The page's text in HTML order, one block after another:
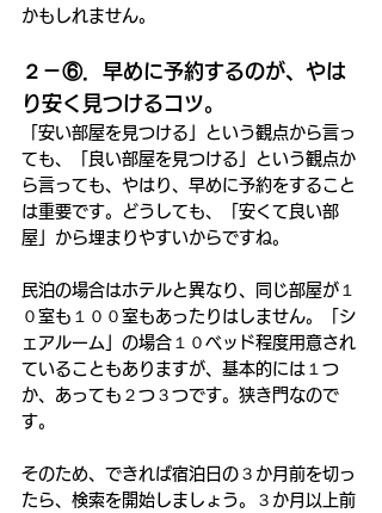
かもしれません。
２－⑥．早めに予約するのが、やは
り安く見つけるコツ。
「安い部屋を見つける」という観点から言っ
ても、「良い部屋を見つける」という観点か
ら言っても、やはり、早めに予約をすること
は重要です。どうしても、「安くて良い部
屋」から埋まりやすいからですね。
民泊の場合はホテルと異なり、同じ部屋が１
０室も１００室もあったりはしません。「シ
ェアルーム」の場合１０ベッド程度用意され
ていることもありますが、基本的には１つ
か、あっても２つ３つです。狭き門なので
す。
そのため、できれば宿泊日の３か月前を切っ
たら、検索を開始しましょう。３か月以上前